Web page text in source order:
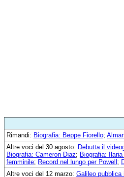
Rimandi: Biografia: Beppe Fiorello;
Altre voci del 30 agosto: Debutta il
Biografia: Cameron Diaz; Biografia:
femminile; Record nel lungo per Powell ;
Altre voci del 12 marzo: Galileo pubblica